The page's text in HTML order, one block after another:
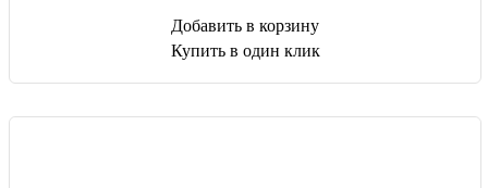
Добавить в корзину
Купить в один клик